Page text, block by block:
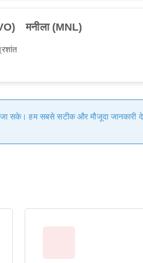
मनीला (MNL)
सके। हम सबसे सटीक और मौजूदा जानकारी